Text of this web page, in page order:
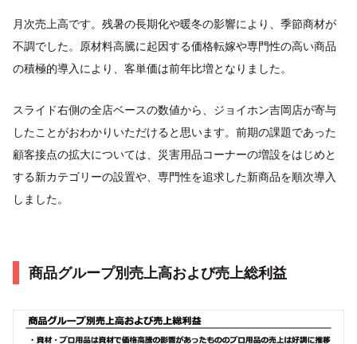
月次売上高です。残暑の長期化や暖冬の影響により、季節商材が
不調でした。原材料高騰に起因する価格転嫁や専門性の高い商品
の積極的導入により、客単価は前年比増となりました。
スライド右側の全店ベースの数値から、ジョイホン吉岡店が寄与
したことがおわかりいただけると思います。前期の課題であった
顧客接点の拡大については、災害用品コーナーの増設をはじめと
する新カテゴリーの設置や、専門性を追求した新商品を順次導入
しました。
商品グループ別売上高および売上総利益